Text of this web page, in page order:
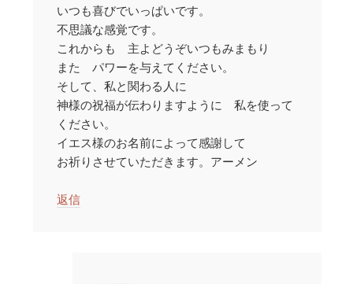
いつも喜びでいっぱいです。
不思議な感覚です。
これからも 主よどうぞいつもみまもり
また パワーを与えてください。
そして、私と関わる人に
神様の祝福が伝わりますように 私を使って
ください。
イエス様のお名前によって感謝して
お祈りさせていただきます。アーメン
返信